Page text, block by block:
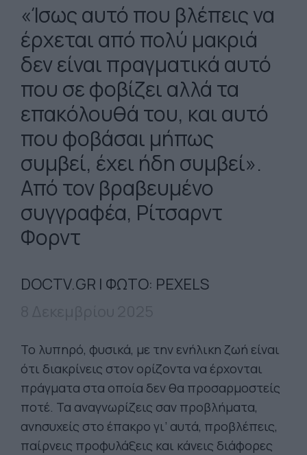
«Ίσως αυτό που βλέπεις να
έρχεται από πολύ μακριά
δεν είναι πραγματικά αυτό
που σε φοβίζει αλλά τα
επακόλουθά του, και αυτό
που φοβάσαι μήπως
συμβεί, έχει ήδη συμβεί».
Από τον βραβευμένο
συγγραφέα, Ρίτσαρντ
Φορντ
DOCTV.GR | ΦΩΤΟ: PEXELS
Το λυπηρό, φυσικά, με την ενήλικη ζωή είναι
ότι διακρίνεις στον ορίζοντα να έρχονται
πράγματα στα οποία δεν θα προσαρμοστείς
ποτέ. Τα αναγνωρίζεις σαν προβλήματα,
ανησυχείς στο έπακρο γι’ αυτά, προβλέπεις,
παίρνεις προφυλάξεις και κάνεις διάφορες